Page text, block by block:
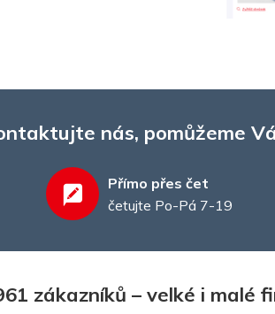
nás, pomůžeme
Přímo přes čet
četujte Po-Pá 7-19
zákazníků – velké i malé